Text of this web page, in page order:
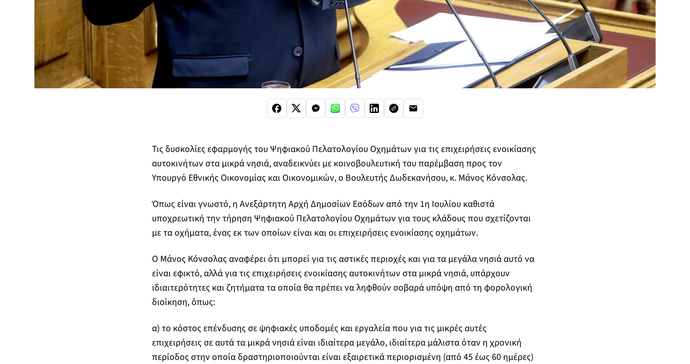
Τις δυσκολίες εφαρμογής του Ψηφιακού Πελατολογίου Οχημάτων για τις επιχειρήσεις ενοικίασης
αυτοκινήτων στα μικρά νησιά, αναδεικνύει με κοινοβουλευτική του παρέμβαση προς τον
Υπουργό Εθνικής Οικονομίας και Οικονομικών, ο Βουλευτής Δωδεκανήσου, κ. Μάνος Κόνσολας.
Όπως είναι γνωστό, η Ανεξάρτητη Αρχή Δημοσίων Εσόδων από την 1η Ιουλίου καθιστά
υποχρεωτική την τήρηση Ψηφιακού Πελατολογίου Οχημάτων για τους κλάδους που σχετίζονται
με τα οχήματα, ένας εκ των οποίων είναι και οι επιχειρήσεις ενοικίασης οχημάτων.
Ο Μάνος Κόνσολας αναφέρει ότι μπορεί για τις αστικές περιοχές και για τα μεγάλα νησιά αυτό να
είναι εφικτό, αλλά για τις επιχειρήσεις ενοικίασης αυτοκινήτων στα μικρά νησιά, υπάρχουν
ιδιαιτερότητες και ζητήματα τα οποία θα πρέπει να ληφθούν σοβαρά υπόψη από τη φορολογική
διοίκηση, όπως:
α) το κόστος επένδυσης σε ψηφιακές υποδομές και εργαλεία που για τις μικρές αυτές
επιχειρήσεις σε αυτά τα μικρά νησιά είναι ιδιαίτερα μεγάλο, ιδιαίτερα μάλιστα όταν η χρονική
περίοδος στην οποία δραστηριοποιούνται είναι εξαιρετικά περιορισμένη (από 45 έως 60 ημέρες)